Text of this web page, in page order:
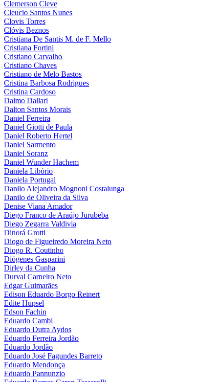
Clemerson Cleve
Cleucio Santos Nunes
Clovis Torres
Clóvis Beznos
Cristiana De Santis M. de F. Mello
Cristiana Fortini
Cristiano Carvalho
Cristiano Chaves
Cristiano de Melo Bastos
Cristina Barbosa Rodrigues
Cristina Cardoso
Dalmo Dallari
Dalton Santos Morais
Daniel Ferreira
Daniel Giotti de Paula
Daniel Roberto Hertel
Daniel Sarmento
Daniel Soranz
Daniel Wunder Hachem
Daniela Libório
Daniela Portugal
Danilo Alejandro Mognoni Costalunga
Danilo de Oliveira da Silva
Denise Viana Amador
Diego Franco de Araújo Jurubeba
Diego Zegarra Valdivia
Dinorá Grotti
Diogo de Figueiredo Moreira Neto
Diogo R. Coutinho
Diógenes Gasparini
Dirley da Cunha
Durval Carneiro Neto
Edgar Guimarães
Edison Eduardo Borgo Reinert
Edite Hupsel
Edson Fachin
Eduardo Cambi
Eduardo Dutra Aydos
Eduardo Ferreira Jordão
Eduardo Jordão
Eduardo José Fagundes Barreto
Eduardo Mendonça
Eduardo Pannunzio